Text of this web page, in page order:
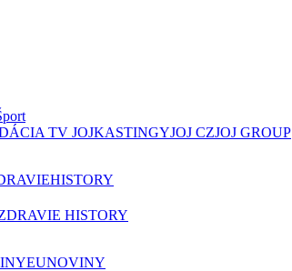
TV JOJKASTINGYJOJ CZJOJ GROUP
HISTORY
HISTORY
EUNOVINY